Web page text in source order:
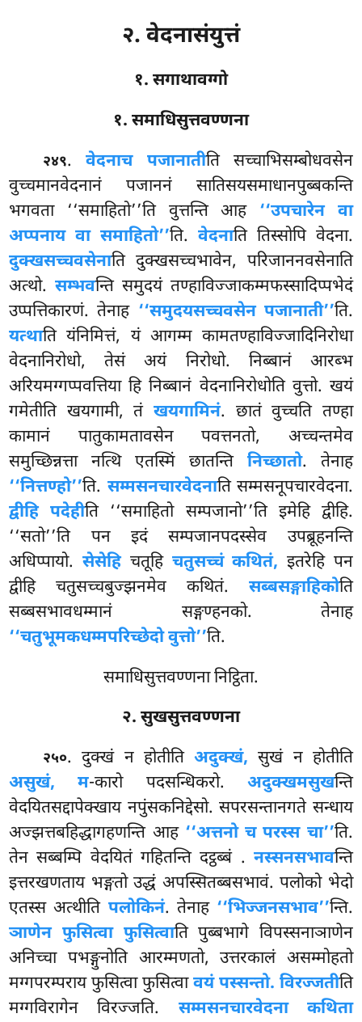
२. वेदनासंयुत्तं
१. सगाथावग्गो
१. समाधिसुत्तवण्णना
२४९.वेदनाच पजानातीति सच्चाभिसम्बोधवसेन
वुच्चमानवेदनानं पजाननं सातिसयसमाधानपुब्बकन्ति
भगवता ‘‘समाहितो’’ति वुत्तन्ति आह ‘‘उपचारेन वा
अप्पनाय वा समाहितो’’ति. वेदनाति तिस्सोपि वेदना.
दुक्खसच्चवसेनाति दुक्खसच्चभावेन, परिजाननवसेनाति
अत्थो.सम्भवन्ति समुदयं तण्हाविज्जाकम्मफस्सादिप्पभेदं
उप्पत्तिकारणं. तेनाह ‘‘समुदयसच्चवसेन पजानाती’’ति.
यत्थाति यंनिमित्तं, यं आगम्म कामतण्हाविज्जादिनिरोधा
वेदनानिरोधो, तेसं अयं निरोधो. निब्बानं आरब्भ
अरियमग्गप्पवत्तिया हि निब्बानं वेदनानिरोधोति वुत्तो. खयं
गमेतीति खयगामी, तं खयगामिनं. छातं वुच्चति तण्हा
कामानं पातुकामतावसेन पवत्तनतो, अच्चन्तमेव
समुच्छिन्नत्ता नत्थि एतस्मिं छातन्ति निच्छातो. तेनाह
‘‘नित्तण्हो’’ति. सम्मसनचारवेदनाति सम्मसनूपचारवेदना.
द्वीहि पदेहीति ‘‘समाहितो सम्पजानो’’ति इमेहि द्वीहि.
‘‘सतो’’ति पन इदं सम्पजानपदस्सेव उपब्रूहनन्ति
अधिप्पायो. सेसेहिचतूहि चतुसच्चं कथितं, इतरेहि पन
द्वीहि चतुसच्चबुज्झनमेव कथितं. सब्बसङ्गाहिकोति
सब्बसभावधम्मानं सङ्गण्हनको. तेनाह
‘‘चतुभूमकधम्मपरिच्छेदो वुत्तो’’ति.
समाधिसुत्तवण्णना निट्ठिता.
२. सुखसुत्तवण्णना
२५०. दुक्खं न होतीतिअदुक्खं, सुखं न होतीति
असुखं, म-कारो पदसन्धिकरो. अदुक्खमसुखन्ति
वेदयितसद्दापेक्खाय नपुंसकनिद्देसो. सपरसन्तानगते सन्धाय
अज्झत्तबहिद्धागहणन्ति आह ‘‘अत्तनो च परस्स चा’’ति.
तेन सब्बम्पि वेदयितं गहितन्ति दट्ठब्बं . नस्सनसभावन्ति
इत्तरखणताय भङ्गतो उद्धं अपस्सितब्बसभावं. पलोको भेदो
एतस्स अत्थीति पलोकिनं. तेनाह ‘‘भिज्जनसभाव’’न्ति.
ञाणेन फुसित्वा फुसित्वाति पुब्बभागे विपस्सनाञाणेन
अनिच्चा पभङ्गुनोति आरम्मणतो, उत्तरकालं असम्मोहतो
मग्गपरम्पराय फुसित्वा फुसित्वावयं पस्सन्तो. विरज्जतीति
मग्गविरागेन विरज्जति. सम्मसनचारवेदना कथिता